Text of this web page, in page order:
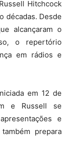
Hitchcock
décadas. Desde
alcançaram o
o repertório
em rádios e
em 12 de
e Russell se
e
prepara